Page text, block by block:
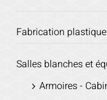
Fabrication
Salles blanches et
Armoires -